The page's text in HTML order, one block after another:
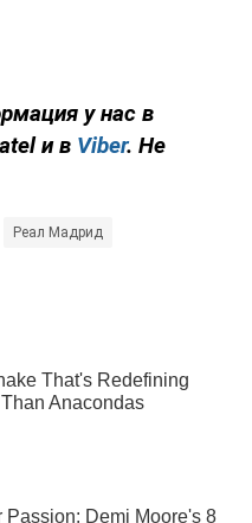
у нас в
и в Viber. Не
Реал Мадрид